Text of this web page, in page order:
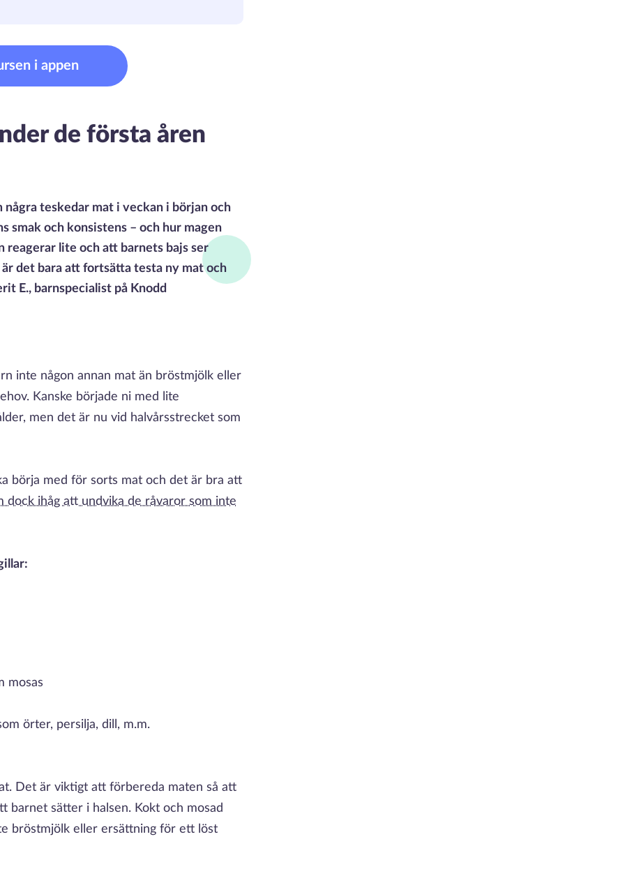
i appen
de första åren
teskedar mat i veckan i början och
smak och konsistens – och hur magen
reagerar lite och att barnets bajs ser
det bara att fortsätta testa ny mat och
E., barnspecialist på Knodd
inte någon annan mat än bröstmjölk eller
Kanske började ni med lite
men det är nu vid halvårsstrecket som
börja med för sorts mat och det är bra att
dock ihåg att undvika de råvaror som inte
mosas
örter, persilja, dill, m.m.
Det är viktigt att förbereda maten så att
barnet sätter i halsen. Kokt och mosad
bröstmjölk eller ersättning för ett löst